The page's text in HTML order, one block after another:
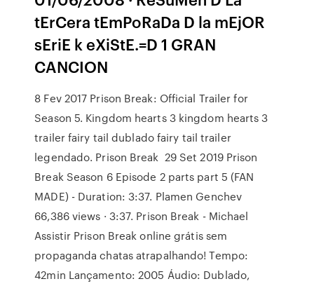
tErCera tEmPoRaDa D la mEjOR
sEriE k eXiStE.=D 1 GRAN
CANCION
8 Fev 2017 Prison Break: Official Trailer for
Season 5. Kingdom hearts 3 kingdom hearts 3
trailer fairy tail dublado fairy tail trailer
legendado. Prison Break 29 Set 2019 Prison
Break Season 6 Episode 2 parts part 5 (FAN
MADE) - Duration: 3:37. Plamen Genchev
66,386 views · 3:37. Prison Break - Michael
Assistir Prison Break online grátis sem
propaganda chatas atrapalhando! Tempo:
42min Lançamento: 2005 Áudio: Dublado,